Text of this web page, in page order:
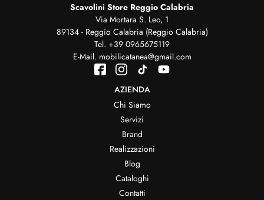
Scavolini Store Reggio Calabria
Via Mortara S. Leo, 1
89134 - Reggio Calabria (Reggio Calabria)
Tel. +39 0965675119
E-Mail. mobilicatanea@gmail.com
AZIENDA
Chi Siamo
Servizi
Brand
Realizzazioni
Blog
Cataloghi
Contatti